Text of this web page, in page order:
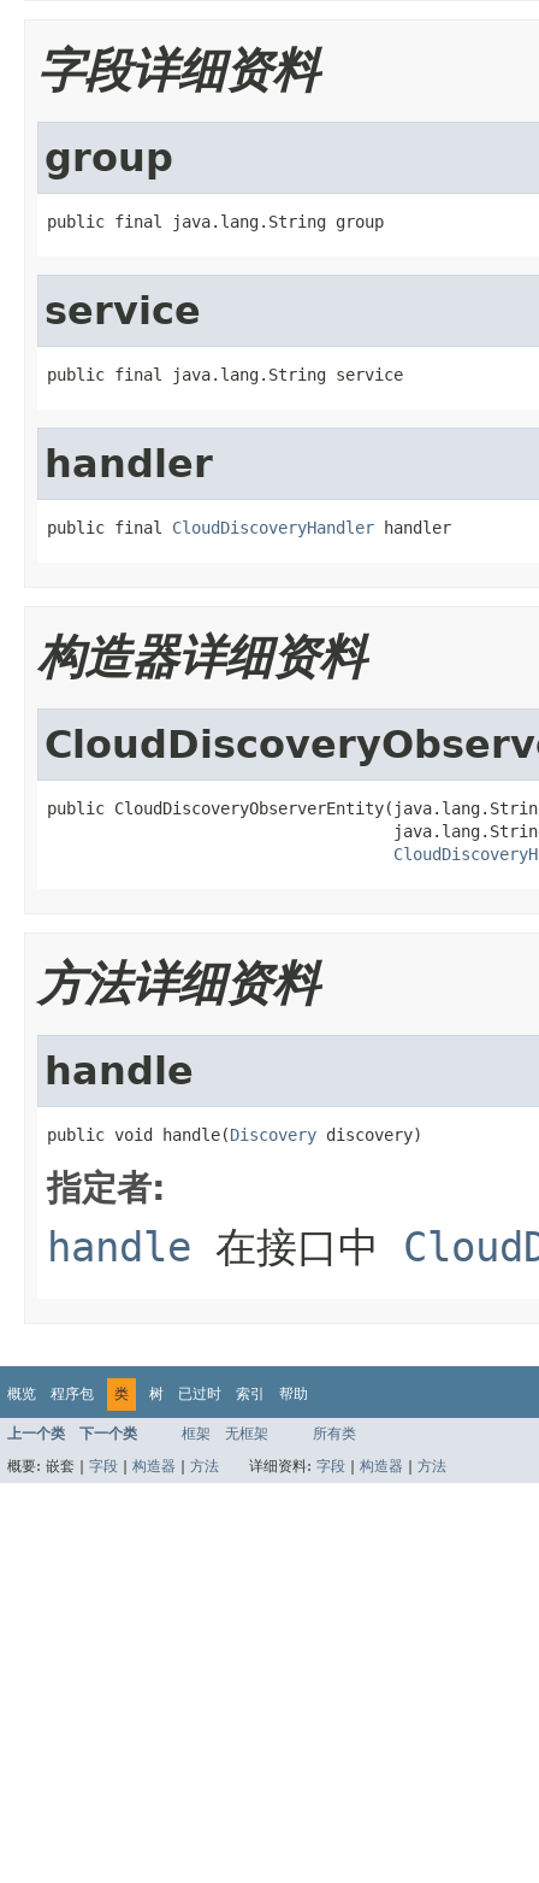
字段详细资料
group
public final java.lang.String group
service
public final java.lang.String service
handler
public final CloudDiscoveryHandler handler
构造器详细资料
public
方法详细资料
handle
public void handle(Discovery discovery)
指定者:
handle 在接口中
概览 程序包 类 树 已过时 索引 帮助
上一个类 下一个类 框架 无框架
所有类
概要: 嵌套 | 字段 构造器 方法 详细资料: 字段 构造器 方法